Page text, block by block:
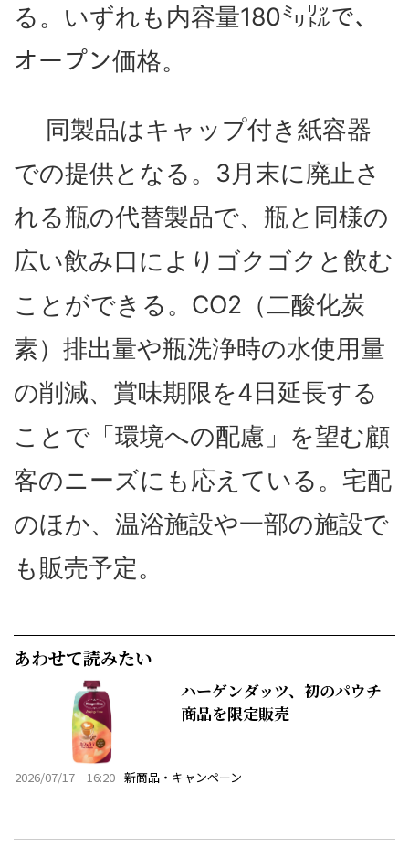
る。いずれも内容量180㍉㍑で、
オープン価格。
同製品はキャップ付き紙容器
での提供となる。3月末に廃止さ
れる瓶の代替製品で、瓶と同様の
広い飲み口によりゴクゴクと飲む
ことができる。ⅭO2（二酸化炭
素）排出量や瓶洗浄時の水使用量
の削減、賞味期限を4日延長する
ことで「環境への配慮」を望む顧
客のニーズにも応えている。宅配
のほか、温浴施設や一部の施設で
も販売予定。
あわせて読みたい
ハーゲンダッツ、初のパウチ
商品を限定販売
2026/07/17 16:20 新商品・キャンペーン